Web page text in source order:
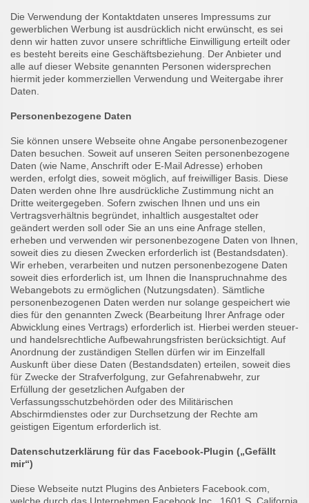
Die Verwendung der Kontaktdaten unseres Impressums zur
gewerblichen Werbung ist ausdrücklich nicht erwünscht, es sei
denn wir hatten zuvor unsere schriftliche Einwilligung erteilt oder
es besteht bereits eine Geschäftsbeziehung. Der Anbieter und
alle auf dieser Website genannten Personen widersprechen
hiermit jeder kommerziellen Verwendung und Weitergabe ihrer
Daten.
Personenbezogene Daten
Sie können unsere Webseite ohne Angabe personenbezogener
Daten besuchen. Soweit auf unseren Seiten personenbezogene
Daten (wie Name, Anschrift oder E-Mail Adresse) erhoben
werden, erfolgt dies, soweit möglich, auf freiwilliger Basis. Diese
Daten werden ohne Ihre ausdrückliche Zustimmung nicht an
Dritte weitergegeben. Sofern zwischen Ihnen und uns ein
Vertragsverhältnis begründet, inhaltlich ausgestaltet oder
geändert werden soll oder Sie an uns eine Anfrage stellen,
erheben und verwenden wir personenbezogene Daten von Ihnen,
soweit dies zu diesen Zwecken erforderlich ist (Bestandsdaten).
Wir erheben, verarbeiten und nutzen personenbezogene Daten
soweit dies erforderlich ist, um Ihnen die Inanspruchnahme des
Webangebots zu ermöglichen (Nutzungsdaten). Sämtliche
personenbezogenen Daten werden nur solange gespeichert wie
dies für den genannten Zweck (Bearbeitung Ihrer Anfrage oder
Abwicklung eines Vertrags) erforderlich ist. Hierbei werden steuer-
und handelsrechtliche Aufbewahrungsfristen berücksichtigt. Auf
Anordnung der zuständigen Stellen dürfen wir im Einzelfall
Auskunft über diese Daten (Bestandsdaten) erteilen, soweit dies
für Zwecke der Strafverfolgung, zur Gefahrenabwehr, zur
Erfüllung der gesetzlichen Aufgaben der
Verfassungsschutzbehörden oder des Militärischen
Abschirmdienstes oder zur Durchsetzung der Rechte am
geistigen Eigentum erforderlich ist.
Datenschutzerklärung für das Facebook-Plugin („Gefällt
mir“)
Diese Webseite nutzt Plugins des Anbieters Facebook.com,